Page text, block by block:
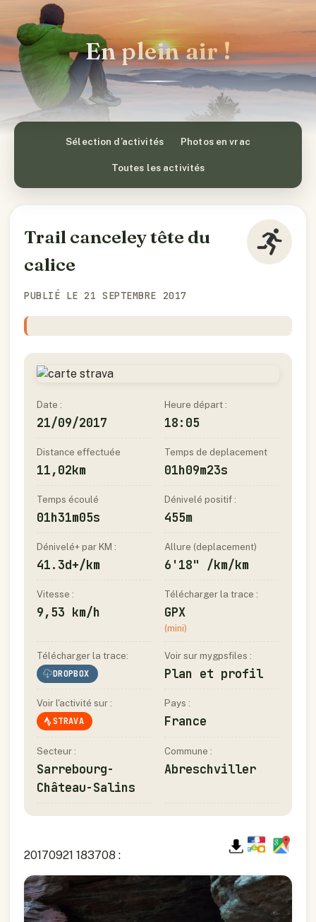
En plein air !
Sélection d’activités Photos en vrac
Toutes les activités
Trail canceley tête du
calice
PUBLIÉ LE 21 SEPTEMBRE 2017
Date :
21/09/2017
Heure départ :
18:05
Distance effectuée
11,02km
Temps de deplacement
01h09m23s
Temps écoulé
01h31m05s
Dénivelé positif :
455m
Dénivelé+ par KM :
41.3d+/km
Allure (deplacement)
6'18" /km/km
Vitesse :
9,53 km/h
Télécharger la trace :
GPX
(mini)
Télécharger la trace:
DROPBOX
Voir sur mygpsfiles :
Plan et profil
Voir l'activité sur :
STRAVA
Pays :
France
Secteur :
Sarrebourg-
Château-Salins
Commune :
Abreschviller
20170921 183708 :